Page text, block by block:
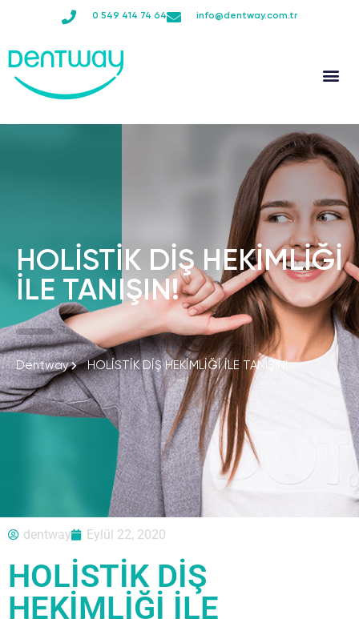
0 549 414 74 64 info@dentway.com.tr
HOLİSTİK DİŞ HEKİMLİĞİ
İLE TANIŞIN!
Dentway HOLİSTİK DİŞ HEKİMLİĞİ İLE TANIŞIN!
dentway Eylül 22, 2020
HOLİSTİK DİŞ
HEKİMLİĞİ İLE